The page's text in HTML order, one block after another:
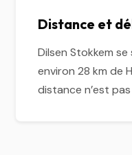
Distance et
Dilsen Stokkem
environ 28 km de
distance n’est